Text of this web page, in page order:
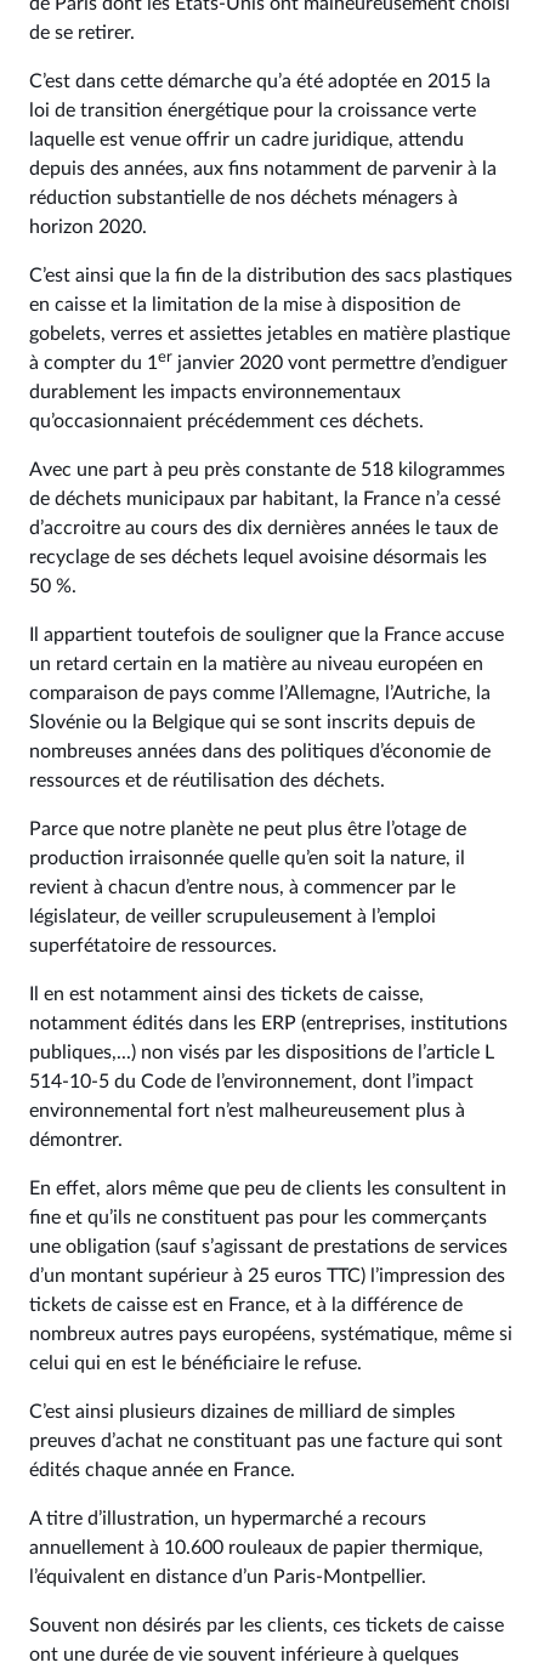
de se retirer.
C’est dans cette démarche qu’a été adoptée en 2015 la
loi de transition énergétique pour la croissance verte
laquelle est venue offrir un cadre juridique, attendu
depuis des années, aux fins notamment de parvenir à la
réduction substantielle de nos déchets ménagers à
horizon 2020.
C’est ainsi que la fin de la distribution des sacs plastiques
en caisse et la limitation de la mise à disposition de
gobelets, verres et assiettes jetables en matière plastique
à compter du 1 er janvier 2020 vont permettre d’endiguer
durablement les impacts environnementaux
qu’occasionnaient précédemment ces déchets.
Avec une part à peu près constante de 518 kilogrammes
de déchets municipaux par habitant, la France n’a cessé
d’accroitre au cours des dix dernières années le taux de
recyclage de ses déchets lequel avoisine désormais les
50 %.
Il appartient toutefois de souligner que la France accuse
un retard certain en la matière au niveau européen en
comparaison de pays comme l’Allemagne, l’Autriche, la
Slovénie ou la Belgique qui se sont inscrits depuis de
nombreuses années dans des politiques d’économie de
ressources et de réutilisation des déchets.
Parce que notre planète ne peut plus être l’otage de
production irraisonnée quelle qu’en soit la nature, il
revient à chacun d’entre nous, à commencer par le
législateur, de veiller scrupuleusement à l’emploi
superfétatoire de ressources.
Il en est notamment ainsi des tickets de caisse,
notamment édités dans les ERP (entreprises, institutions
publiques,...) non visés par les dispositions de l’article L
514‑10‑5 du Code de l’environnement, dont l’impact
environnemental fort n’est malheureusement plus à
démontrer.
En effet, alors même que peu de clients les consultent in
fine et qu’ils ne constituent pas pour les commerçants
une obligation (sauf s’agissant de prestations de services
d’un montant supérieur à 25 euros TTC) l’impression des
tickets de caisse est en France, et à la différence de
nombreux autres pays européens, systématique, même si
celui qui en est le bénéficiaire le refuse.
C’est ainsi plusieurs dizaines de milliard de simples
preuves d’achat ne constituant pas une facture qui sont
édités chaque année en France.
A titre d’illustration, un hypermarché a recours
annuellement à 10.600 rouleaux de papier thermique,
l’équivalent en distance d’un Paris-Montpellier.
Souvent non désirés par les clients, ces tickets de caisse
ont une durée de vie souvent inférieure à quelques